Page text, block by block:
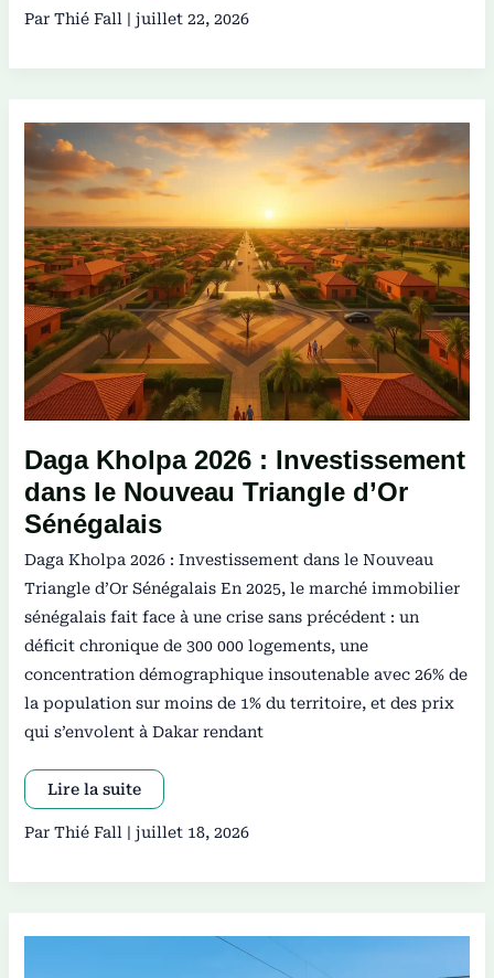
Par Thié Fall | juillet 22, 2026
Daga Kholpa 2026 : Investissement
dans le Nouveau Triangle d’Or
Sénégalais
Daga Kholpa 2026 : Investissement dans le Nouveau
Triangle d’Or Sénégalais En 2025, le marché immobilier
sénégalais fait face à une crise sans précédent : un
déficit chronique de 300 000 logements, une
concentration démographique insoutenable avec 26% de
la population sur moins de 1% du territoire, et des prix
qui s’envolent à Dakar rendant
Kholpa
2026
:
Investissement
dans
le
Nouveau
Triangle
d’Or
Sénégalais
Lire la suite
Par Thié Fall | juillet 18, 2026
et